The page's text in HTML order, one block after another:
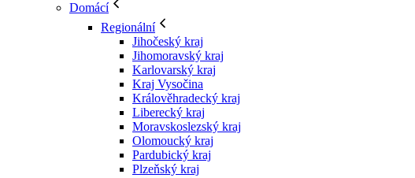
Domácí
Regionální
Jihočeský kraj
Jihomoravský kraj
Karlovarský kraj
Kraj Vysočina
Králověhradecký kraj
Liberecký kraj
Moravskoslezský kraj
Olomoucký kraj
Pardubický kraj
Plzeňský kraj